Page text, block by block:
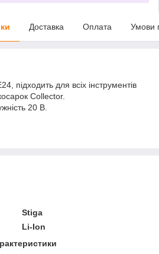
Доставка Оплата Умови
підходить для всіх інструментів
Collector.
20 В.
Stiga
Li-Ion